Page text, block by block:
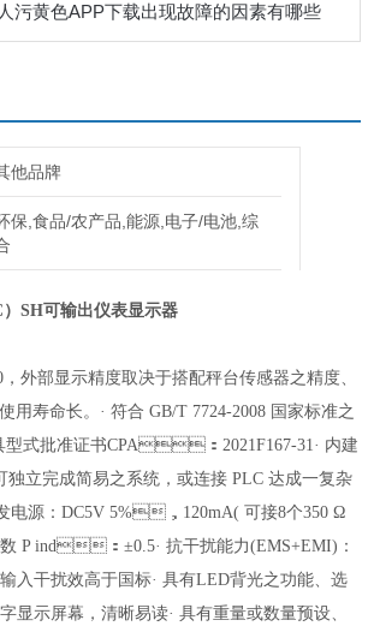
污黄色APP下载出现故障的因素有哪些
他品牌
保,食品/农产品,能源,电子/电池,综
）SH可输出仪表显示器
，外部显示精度取决于搭配秤台传感器之精度、
用寿命长。 · 符合 GB/T 7724-2008 国家标准之
具型式批准证书CPA：2021F167-31· 内建
立完成简易之系统，或连接 PLC 达成一复杂
电源：DC5V 5%，120mA( 可接8个350 Ω
数 P ind：±0.5· 抗干扰能力(EMS+EMI)：
源输入干扰效高于国标· 具有LED背光之功能、选
示屏幕，清晰易读· 具有重量或数量预设、